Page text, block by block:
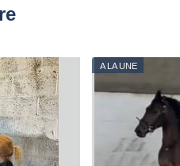
A LA UNE